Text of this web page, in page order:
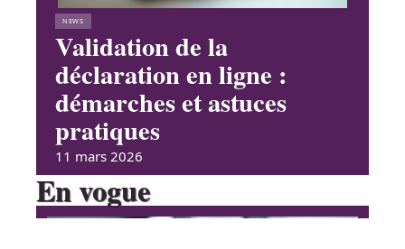
NEWS
Validation de la
déclaration en ligne :
démarches et astuces
pratiques
11 mars 2026
En vogue